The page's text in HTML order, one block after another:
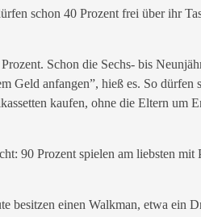
schon 40 Prozent frei über ihr
Schon die Sechs- bis
Geld anfangen”, hieß es. So dürfen
kaufen, ohne die Eltern um
90 Prozent spielen am liebsten mit
besitzen einen Walkman, etwa ein